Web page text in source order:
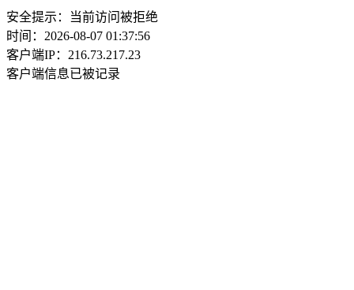
安全提示：当前访问被拒绝
时间：2026-08-07 01:37:56
客户端IP：216.73.217.23
客户端信息已被记录